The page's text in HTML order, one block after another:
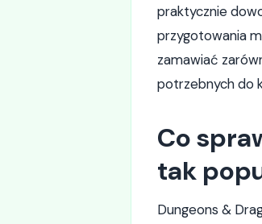
praktycznie
przygotowania
zamawiać
potrzebnych do
Co
tak
Dungeons &